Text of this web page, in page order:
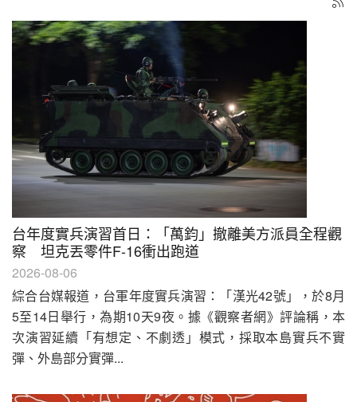
台年度實兵演習首日：「萬鈞」撤離美方派員全程觀
察 坦克丟零件F-16衝出跑道
2026-08-06
綜合台媒報道，台軍年度實兵演習：「漢光42號」，於8月
5至14日舉行，為期10天9夜。據《觀察者網》評論稱，本
次演習延續「有想定、不劇透」模式，採取本島實兵不實
彈、外島部分實彈...